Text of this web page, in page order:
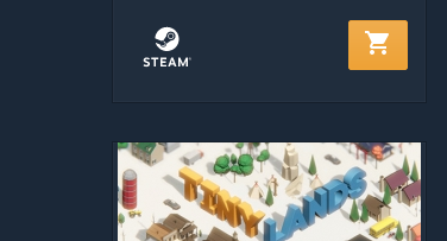
shopping_cart